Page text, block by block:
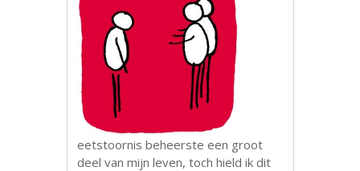
eetstoornis beheerste een groot
deel van mijn leven, toch hield ik dit